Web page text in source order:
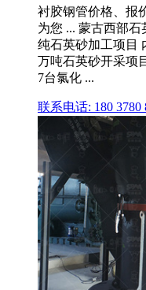
衬胶钢管价格、报
为您 ... 蒙古西部
纯石英砂加工项目
万吨石英砂开采项
7台氯化 ...
联系电话: 180 3780